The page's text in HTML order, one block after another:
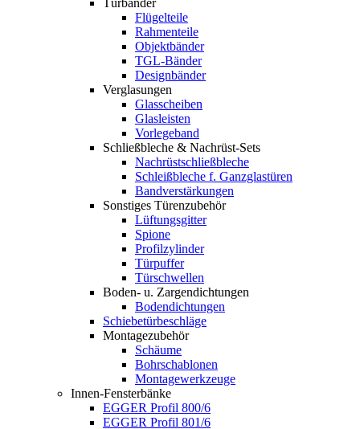
Türbänder
Flügelteile
Rahmenteile
Objektbänder
TGL-Bänder
Designbänder
Verglasungen
Glasscheiben
Glasleisten
Vorlegeband
Schließbleche & Nachrüst-Sets
Nachrüstschließbleche
Schleißbleche f. Ganzglastüren
Bandverstärkungen
Sonstiges Türenzubehör
Lüftungsgitter
Spione
Profilzylinder
Türpuffer
Türschwellen
Boden- u. Zargendichtungen
Bodendichtungen
Schiebetürbeschläge
Montagezubehör
Schäume
Bohrschablonen
Montagewerkzeuge
Innen-Fensterbänke
EGGER Profil 800/6
EGGER Profil 801/6